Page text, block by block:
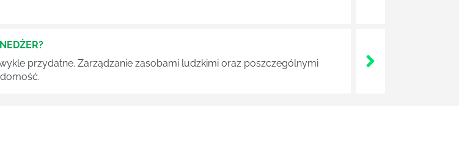
przydatne. Zarządzanie zasobami ludzkimi oraz poszczególnymi